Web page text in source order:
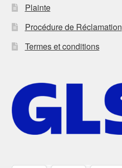
Plainte
Procédure de Réclamation
Termes et conditions